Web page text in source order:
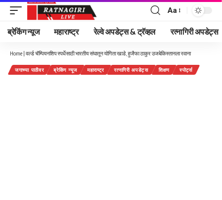
Font
Resizer
Aa
ब्रेकिंग न्यूज महाराष्ट्र रेल्वे अपडेट्स & ट्रॅव्हल रत्नागिरी अपडेट्स
Home | वर्ल्ड चॅम्पियनशिप स्पर्धेसाठी भारतीय संघातून योगिता खाडे, हुजैफा ठाकुर उजबेकिस्तानला रवाना
जगाच्या पाठीवर ब्रेकिंग न्यूज महाराष्ट्र रत्नागिरी अपडेट्स शिक्षण स्पोर्ट्स